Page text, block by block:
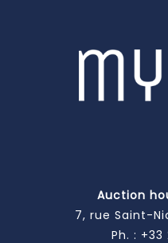
Auction
7, rue Saint-
Ph. : +33